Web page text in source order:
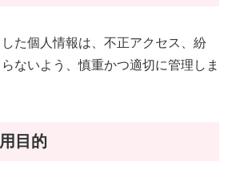
た個人情報は、不正アクセス、紛
ないよう、慎重かつ適切に管理しま
目的